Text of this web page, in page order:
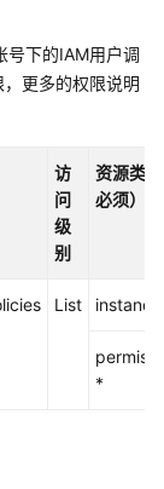
号下的IAM用户调
更多的权限说明
访
问
级
别
资源类
必须）
List
*